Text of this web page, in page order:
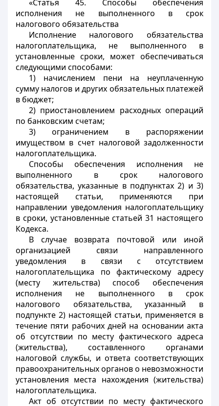
«Статья 45. Способы обеспечения
исполнения не выполненного в срок
налогового обязательства
Исполнение налогового обязательства
налогоплательщика, не выполненного в
установленные сроки, может обеспечиваться
следующими способами:
1) начислением пени на неуплаченную
сумму налогов и других обязательных платежей
в бюджет;
2) приостановлением расходных операций
по банковским счетам;
3) ограничением в распоряжении
имуществом в счет налоговой задолженности
налогоплательщика.
Способы обеспечения исполнения не
выполненного в срок налогового
обязательства, указанные в подпунктах 2) и 3)
настоящей статьи, применяются при
направлении уведомления налогоплательщику
в сроки, установленные статьей 31 настоящего
Кодекса.
В случае возврата почтовой или иной
организацией связи направленного
уведомления в связи с отсутствием
налогоплательщика по фактическому адресу
(месту жительства) способ обеспечения
исполнения не выполненного в срок
налогового обязательства, указанный в
подпункте 2) настоящей статьи, применяется в
течение пяти рабочих дней на основании акта
об отсутствии по месту фактического адреса
(жительства), составленного органами
налоговой службы, и ответа соответствующих
правоохранительных органов о невозможности
установления места нахождения (жительства)
налогоплательщика.
Акт об отсутствии по месту фактического